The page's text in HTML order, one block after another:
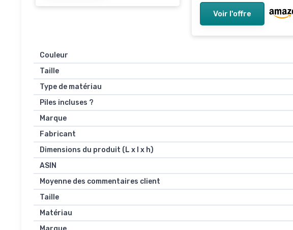
Voir l'offre
Couleur
Taille
Type de matériau
Piles incluses ?
Marque
Fabricant
Dimensions du produit (L x l x h)
ASIN
Moyenne des commentaires client
Taille
Matériau